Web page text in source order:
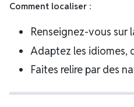
Comment localiser :
Renseignez-vous sur
Adaptez les idiomes,
Faites relire par des